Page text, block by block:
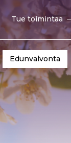
Tue toimintaa
Edunvalvonta